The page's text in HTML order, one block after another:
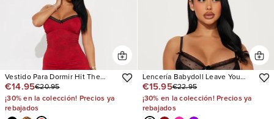
Vestido Para Dormir Hit The
Snooze Maxi
€14.95€20.95
¡30% en la colección! Precios ya
rebajados
Lencería Babydoll Leave You
Breathless
€15.95€22.95
¡30% en la colección! Precios ya
rebajados